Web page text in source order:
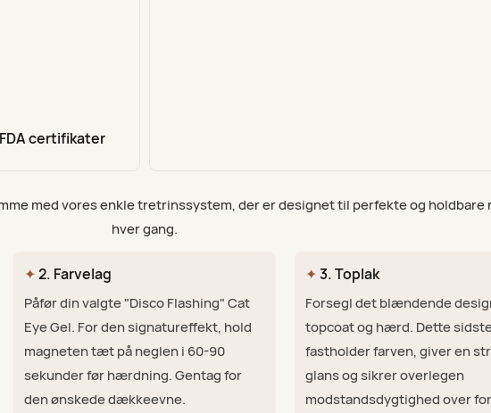
FDA certifikater
med vores enkle tretrinssystem, der er designet til perfekte og
hver gang.
✦2. Farvelag
Påfør din valgte "Disco Flashing" Cat
Eye Gel. For den signatureffekt, hold
magneten tæt på neglen i 60-90
sekunder før hærdning. Gentag for
den ønskede dækkeevne.
✦3. Toplak
Forsegl det blændende
topcoat og hærd. Dette
fastholder farven, giver en
glans og sikrer overlegen
modstandsdygtighed over for